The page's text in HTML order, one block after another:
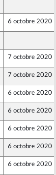
6 octobre 2020
7 octobre 2020
7 octobre 2020
6 octobre 2020
6 octobre 2020
6 octobre 2020
6 octobre 2020
6 octobre 2020